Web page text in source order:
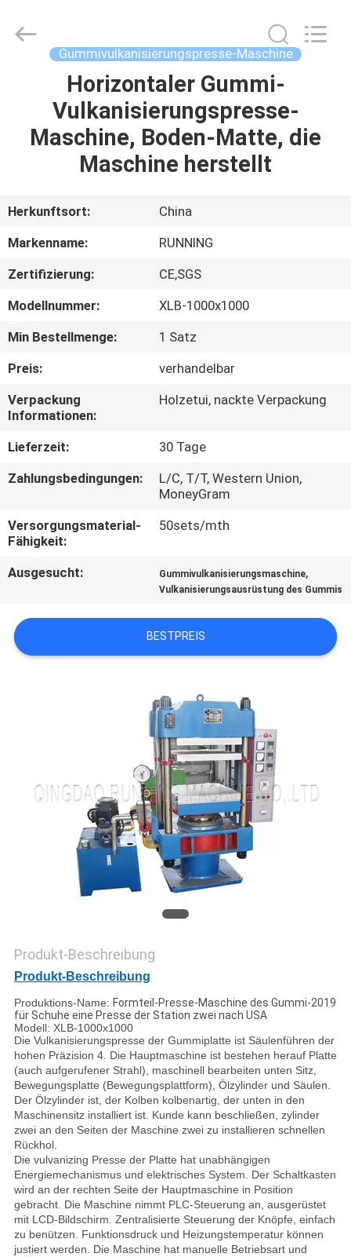
PRODUKTE
UNS
AUSFLUG
QUALITÄTSKONTROLLE
TRETEN
SIE
MIT
UNS
VERBINDUNG
NACHRICHTEN
FÄLLE
CO.,LTD.
Gummivulkanisierungspresse-Maschine
Horizontaler Gummi-
Vulkanisierungspresse-
Maschine, Boden-Matte, die
Maschine herstellt
Herkunftsort:
China
Markenname:
RUNNING
Zertifizierung:
CE,SGS
Modellnummer:
XLB-1000x1000
Min Bestellmenge:
1 Satz
Preis:
verhandelbar
Verpackung
Informationen:
Holzetui, nackte Verpackung
Lieferzeit:
30 Tage
Zahlungsbedingungen:
L/C, T/T, Western Union,
MoneyGram
Versorgungsmaterial-
Fähigkeit:
50sets/mth
Ausgesucht: Gummivulkanisierungsmaschine,
Vulkanisierungsausrüstung des Gummis
BESTPREIS
Produkt-Beschreibung
Produkt-Beschreibung
Produktions-Name: Formteil-Presse-Maschine des Gummi-2019
für Schuhe eine Presse der Station zwei nach USA
Modell: XLB-1000x1000
Die Vulkanisierungspresse der Gummiplatte ist Säulenführen der
hohen Präzision 4. Die Hauptmaschine ist bestehen herauf Platte
(auch aufgerufener Strahl), maschinell bearbeiten unten Sitz,
Bewegungsplatte (Bewegungsplattform), Ölzylinder und Säulen.
Der Ölzylinder ist, der Kolben kolbenartig, der unten in den
Maschinensitz installiert ist. Kunde kann beschließen, zylinder
zwei an den Seiten der Maschine zwei zu installieren schnellen
Rückhol.
Die vulvanizing Presse der Platte hat unabhängigen
Energiemechanismus und elektrisches System. Der Schaltkasten
wird an der rechten Seite der Hauptmaschine in Position
gebracht. Die Maschine nimmt PLC-Steuerung an, ausgerüstet
mit LCD-Bildschirm. Zentralisierte Steuerung der Knöpfe, einfach
zu benützen. Funktionsdruck und Heizungstemperatur können
justiert werden. Die Maschine hat manuelle Betriebsart und